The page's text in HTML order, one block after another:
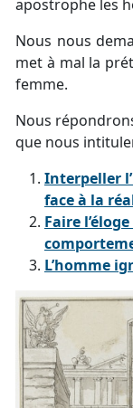
apostrophe les
Nous nous
met à mal la
femme.
Nous
que nous
Interpeller
face à la
Faire
L’homme